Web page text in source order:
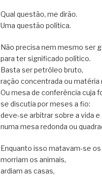
Qual questão, me dirão.
Uma questão política.
Não precisa nem mesmo ser
para ter significado político.
Basta ser petróleo bruto,
ração concentrada ou matéria
Ou mesa de conferência cuja
se discutia por meses a fio:
deve-se arbitrar sobre a vida
numa mesa redonda ou
Enquanto isso matavam-se
morriam os animais,
ardiam as casas,